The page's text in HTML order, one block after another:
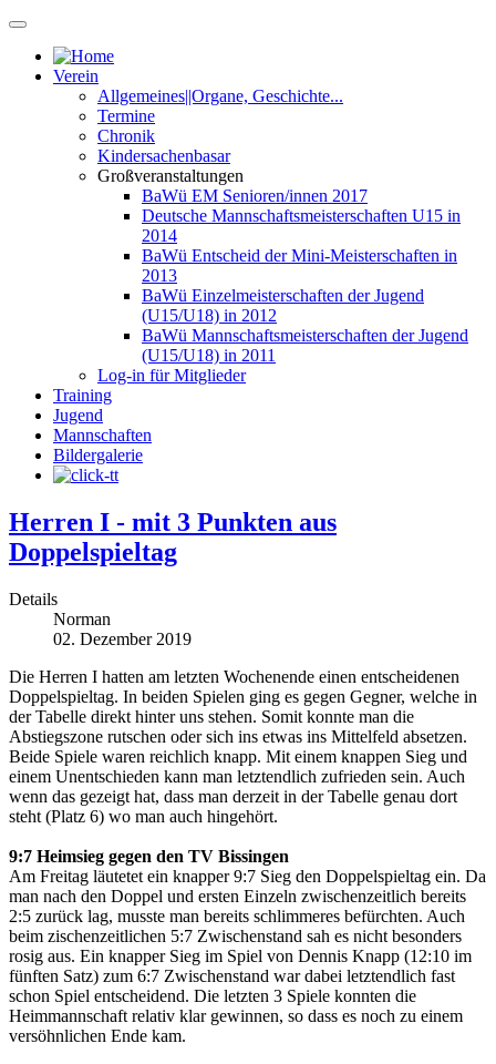
Verein
Allgemeines||Organe, Geschichte...
Termine
Chronik
Kindersachenbasar
Großveranstaltungen
BaWü EM Senioren/innen 2017
Deutsche Mannschaftsmeisterschaften U15 in
2014
BaWü Entscheid der Mini-Meisterschaften in
2013
BaWü Einzelmeisterschaften der Jugend
(U15/U18) in 2012
BaWü Mannschaftsmeisterschaften der Jugend
(U15/U18) in 2011
Log-in für Mitglieder
Training
Jugend
Mannschaften
Bildergalerie
Herren I - mit 3 Punkten aus
Doppelspieltag
Details
Norman
02. Dezember 2019
Die Herren I hatten am letzten Wochenende einen entscheidenen
Doppelspieltag. In beiden Spielen ging es gegen Gegner, welche in
der Tabelle direkt hinter uns stehen. Somit konnte man die
Abstiegszone rutschen oder sich ins etwas ins Mittelfeld absetzen.
Beide Spiele waren reichlich knapp. Mit einem knappen Sieg und
einem Unentschieden kann man letztendlich zufrieden sein. Auch
wenn das gezeigt hat, dass man derzeit in der Tabelle genau dort
steht (Platz 6) wo man auch hingehört.
9:7 Heimsieg gegen den TV Bissingen
Am Freitag läutetet ein knapper 9:7 Sieg den Doppelspieltag ein. Da
man nach den Doppel und ersten Einzeln zwischenzeitlich bereits
2:5 zurück lag, musste man bereits schlimmeres befürchten. Auch
beim zischenzeitlichen 5:7 Zwischenstand sah es nicht besonders
rosig aus. Ein knapper Sieg im Spiel von Dennis Knapp (12:10 im
fünften Satz) zum 6:7 Zwischenstand war dabei letztendlich fast
schon Spiel entscheidend. Die letzten 3 Spiele konnten die
Heimmannschaft relativ klar gewinnen, so dass es noch zu einem
versöhnlichen Ende kam.